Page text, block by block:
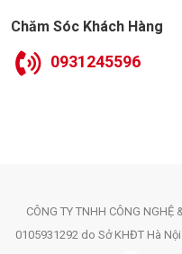
Chăm Sóc Khách Hàng
0931245596
CÔNG TY TNHH CÔNG
0105931292 do Sở KHĐT Hà